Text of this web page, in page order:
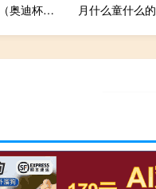
奥迪杯在哪里举办（奥迪杯在哪里）
月什么童什么